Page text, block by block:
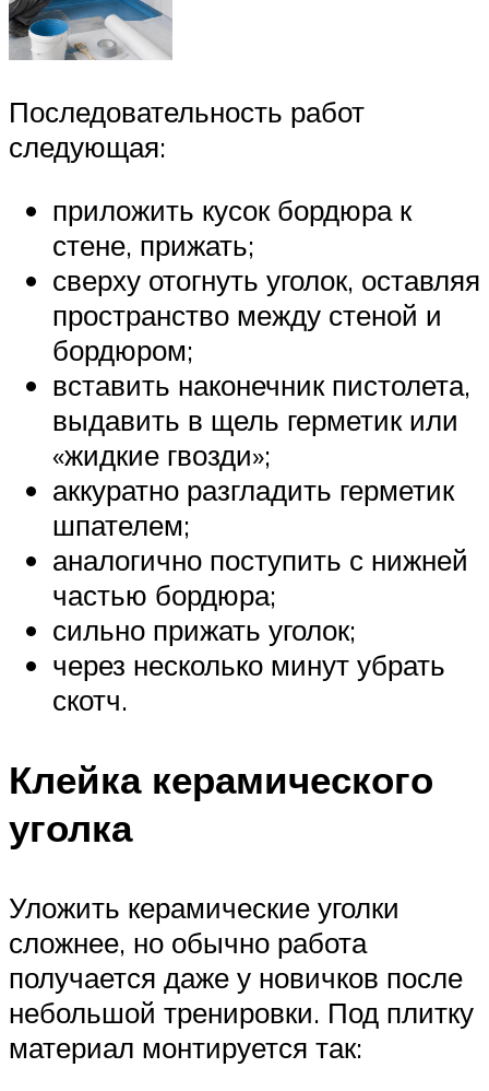
Последовательность работ
следующая:
приложить кусок бордюра к
стене, прижать;
сверху отогнуть уголок, оставляя
пространство между стеной и
бордюром;
вставить наконечник пистолета,
выдавить в щель герметик или
«жидкие гвозди»;
аккуратно разгладить герметик
шпателем;
аналогично поступить с нижней
частью бордюра;
сильно прижать уголок;
через несколько минут убрать
скотч.
Клейка керамического
уголка
Уложить керамические уголки
сложнее, но обычно работа
получается даже у новичков после
небольшой тренировки. Под плитку
материал монтируется так: